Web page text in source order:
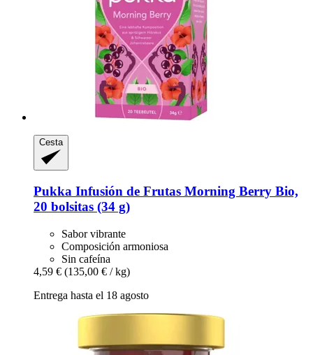
Cesta
Pukka Infusión de Frutas Morning Berry Bio,
20 bolsitas (34 g)
Sabor vibrante
Composición armoniosa
Sin cafeína
4,59 € (135,00 € / kg)
Entrega hasta el 18 agosto